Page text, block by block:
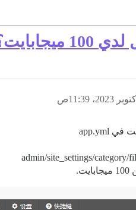
500 ميجابايت